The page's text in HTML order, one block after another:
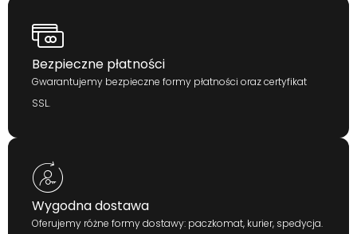
Bezpieczne płatności
Gwarantujemy bezpieczne formy płatności oraz certyfikat
SSL.
Wygodna dostawa
Oferujemy różne formy dostawy: paczkomat, kurier, spedycja.